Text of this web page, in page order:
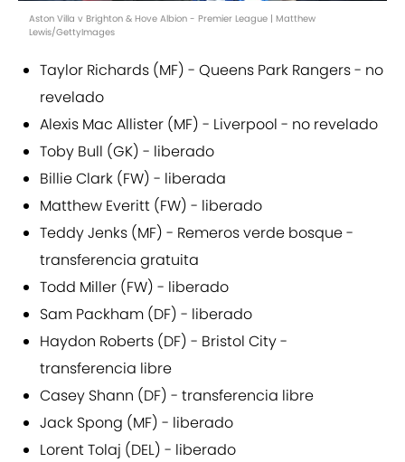
Aston Villa v Brighton & Hove Albion - Premier League | Matthew
Lewis/GettyImages
Taylor Richards (MF) - Queens Park Rangers - no
revelado
Alexis Mac Allister (MF) - Liverpool - no revelado
Toby Bull (GK) - liberado
Billie Clark (FW) - liberada
Matthew Everitt (FW) - liberado
Teddy Jenks (MF) - Remeros verde bosque -
transferencia gratuita
Todd Miller (FW) - liberado
Sam Packham (DF) - liberado
Haydon Roberts (DF) - Bristol City -
transferencia libre
Casey Shann (DF) - transferencia libre
Jack Spong (MF) - liberado
Lorent Tolaj (DEL) - liberado